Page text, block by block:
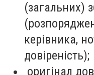
(загальних)
керівника,
довіреність);
оригінал